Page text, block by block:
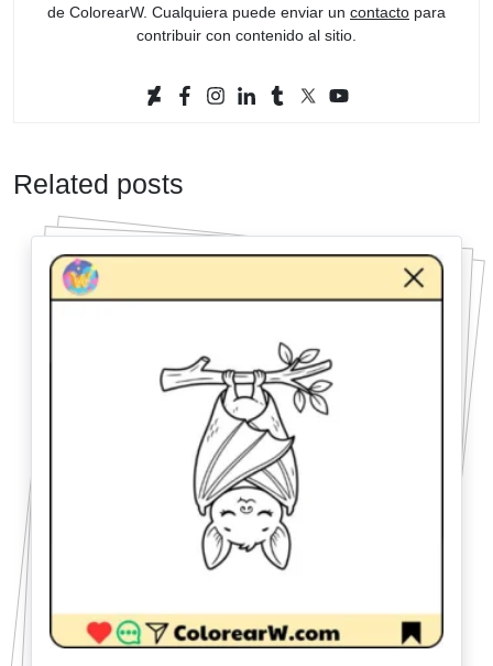
de ColorearW. Cualquiera puede enviar un contacto para
contribuir con contenido al sitio.
Related posts